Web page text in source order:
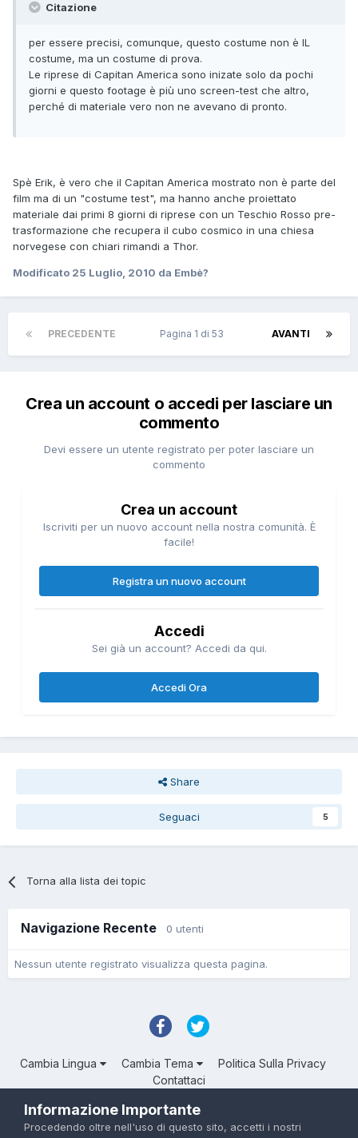
Citazione
per essere precisi, comunque, questo costume non è IL
costume, ma un costume di prova.
Le riprese di Capitan America sono inizate solo da pochi
giorni e questo footage è più uno screen-test che altro,
perché di materiale vero non ne avevano di pronto.
Spè Erik, è vero che il Capitan America mostrato non è parte del
film ma di un "costume test", ma hanno anche proiettato
materiale dai primi 8 giorni di riprese con un Teschio Rosso pre-
trasformazione che recupera il cubo cosmico in una chiesa
norvegese con chiari rimandi a Thor.
Modificato 25 Luglio, 2010 da Embè?
PRECEDENTE AVANTI
Pagina 1 di 53
Crea un account o accedi per lasciare un
commento
Devi essere un utente registrato per poter lasciare un
commento
Crea un account
Iscriviti per un nuovo account nella nostra comunità. È
facile!
Registra un nuovo account
Accedi
Sei già un account? Accedi da qui.
Accedi Ora
Share
Seguaci 5
Torna alla lista dei topic
Navigazione Recente 0 utenti
Nessun utente registrato visualizza questa pagina.
Cambia Lingua Cambia Tema
Politica Sulla Privacy
Contattaci
Powered by Invision Community
Informazione Importante
Procedendo oltre nell'uso di questo sito, accetti i nostri